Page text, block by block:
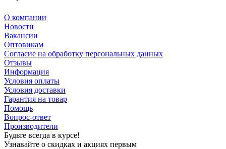
О компании
Новости
Вакансии
Оптовикам
Cогласие на обработку персональных данных
Отзывы
Информация
Условия оплаты
Условия доставки
Гарантия на товар
Помощь
Вопрос-ответ
Производители
Будьте всегда в курсе!
Узнавайте о скидках и акциях первым